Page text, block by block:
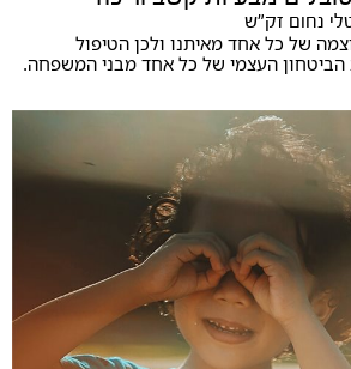
נחום זק"ש
של כל אחד מאיתנו ולכן הטיפול
העצמי של כל אחד מבני המשפחה.